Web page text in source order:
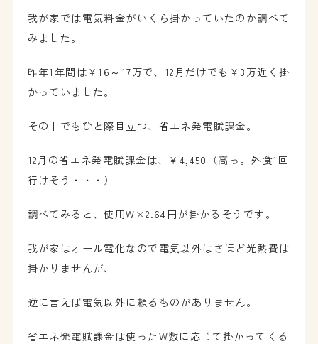
我が家では電気料金がいくら掛かっていたのか調べて
みました。
昨年1年間は￥16～17万で、12月だけでも￥3万近く掛
かっていました。
その中でもひと際目立つ、省エネ発電賦課金。
12月の省エネ発電賦課金は、￥4,450（高っ。外食1回
行けそう・・・）
調べてみると、使用W×2.64円が掛かるそうです。
我が家はオール電化なので電気以外はさほど光熱費は
掛かりませんが、
逆に言えば電気以外に頼るものがありません。
省エネ発電賦課金は使ったW数に応じて掛かってくる